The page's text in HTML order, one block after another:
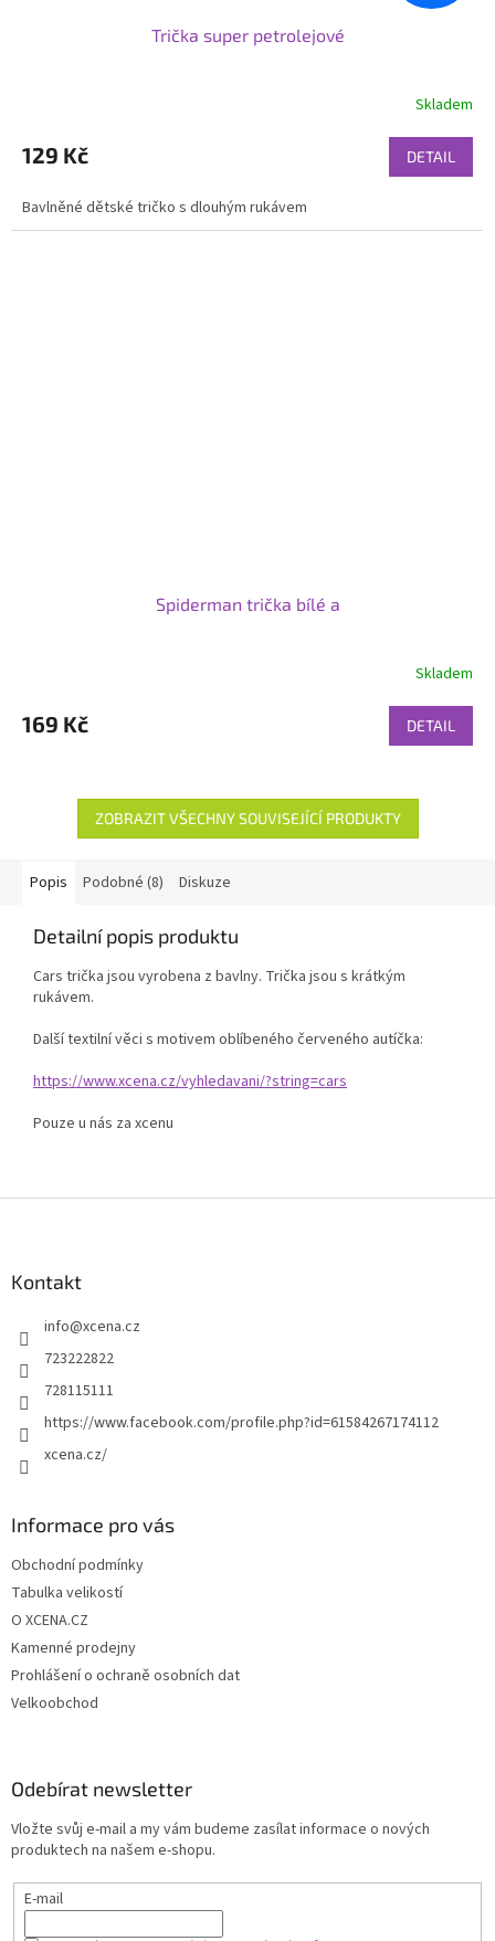
Trička super petrolejové
Skladem
129 Kč DETAIL
Bavlněné dětské tričko s dlouhým rukávem
Spiderman trička bílé a
Skladem
169 Kč DETAIL
ZOBRAZIT VŠECHNY SOUVISEJÍCÍ PRODUKTY
Popis Podobné (8) Diskuze
Detailní popis produktu
Cars trička jsou vyrobena z bavlny. Trička jsou s krátkým
rukávem.
Další textilní věci s motivem oblíbeného červeného autíčka:
https://www.xcena.cz/vyhledavani/?string=cars
Pouze u nás za xcenu
Kontakt
info@xcena.cz
723222822
728115111
https://www.facebook.com/profile.php?id=61584267174112
xcena.cz/
Informace pro vás
Obchodní podmínky
Tabulka velikostí
O XCENA.CZ
Kamenné prodejny
Prohlášení o ochraně osobních dat
Velkoobchod
Odebírat newsletter
Vložte svůj e-mail a my vám budeme zasílat informace o nových
produktech na našem e-shopu.
E-mail